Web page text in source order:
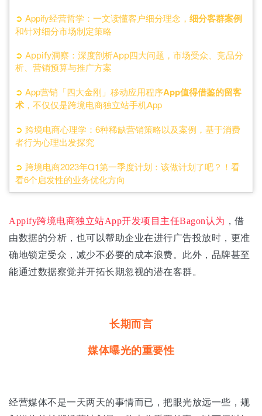
➲ Appify经营哲学：一文读懂客户细分理念， 细分客群案例
和针对细分市场制定策略
➲ Appify洞察：深度剖析App四大问题，市场受众、竞品分
析、营销预算与推广方案
➲ App营销「四大金刚」移动应用程序App值得借鉴的留客
术 ，不仅仅是跨境电商独立站手机App
➲ 跨境电商心理学：6种稀缺营销策略以及案例，基于消费
者行为心理出发探究
➲ 跨境电商2023年Q1第一季度计划：该做计划了吧？！看
看6个启发性的业务优化方向
Appify跨境电商独立站App开发项目主任Bagon认为 ，借
由数据的分析，也可以帮助企业在进行广告投放时，更准
确地锁定受众，减少不必要的成本浪费。此外，品牌甚至
能通过数据察觉并开拓长期忽视的潜在客群。
长期而言
媒体曝光的重要性
经营媒体不是一天两天的事情而已，把眼光放远一些，规